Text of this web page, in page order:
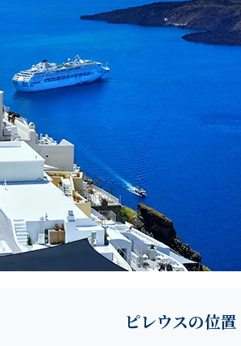
ピレウスの位置